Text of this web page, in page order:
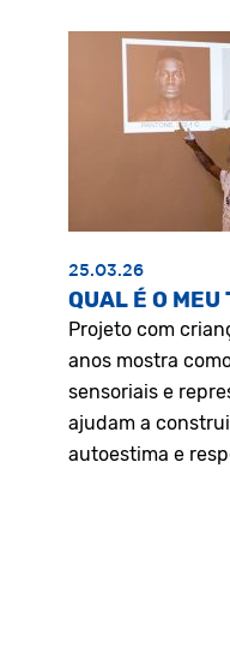
25.03.26
QUAL É O MEU
Projeto com
anos mostra
sensoriais e
ajudam a
autoestima e